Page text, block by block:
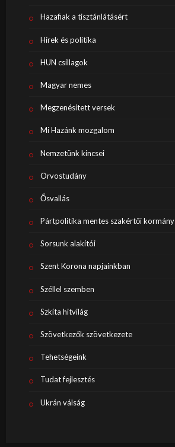
Hazafiak a tisztánlátásért
Hírek és politika
HUN csillagok
Magyar nemes
Megzenésített versek
Mi Hazánk mozgalom
Nemzetünk kincsei
Orvostudány
Ősvallás
Pártpolitika mentes szakértői kormány
Sorsunk alakítói
Szent Korona napjainkban
Széllel szemben
Szkíta hitvilág
Szövetkezők szövetkezete
Tehetségeink
Tudat fejlesztés
Ukrán válság